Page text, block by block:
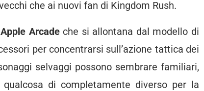
che ai nuovi fan di Kingdom Rush.
Apple Arcadeche si allontana dal modello di
per concentrarsi sull’azione tattica dei
selvaggi possono sembrare familiari,
qualcosa di completamente diverso per la